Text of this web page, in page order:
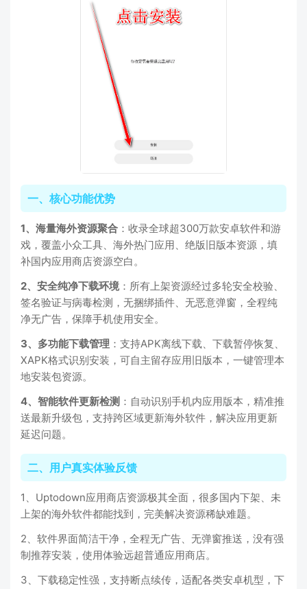
一、核心功能优势
1、海量海外资源聚合 ：收录全球超300万款安卓软件和游
戏，覆盖小众工具、海外热门应用、绝版旧版本资源，填
补国内应用商店资源空白。
2、安全纯净下载环境：所有上架资源经过多轮安全校验、
签名验证与病毒检测，无捆绑插件、无恶意弹窗，全程纯
净无广告，保障手机使用安全。
3、多功能下载管理 ：支持APK离线下载、下载暂停恢复、
XAPK格式识别安装，可自主留存应用旧版本，一键管理本
地安装包资源。
4、智能软件更新检测 ：自动识别手机内应用版本，精准推
送最新升级包，支持跨区域更新海外软件，解决应用更新
延迟问题。
二、用户真实体验反馈
1、Uptodown应用商店资源极其全面，很多国内下架、未
上架的海外软件都能找到，完美解决资源稀缺难题。
2、软件界面简洁干净，全程无广告、无弹窗推送，没有强
制推荐安装，使用体验远超普通应用商店。
3、下载稳定性强，支持断点续传，适配各类安卓机型，下